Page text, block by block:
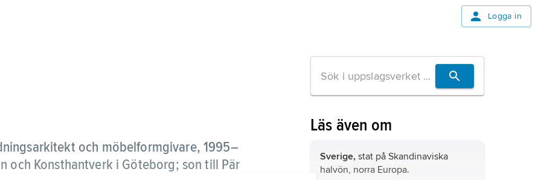
Logga in
och möbelformgivare, 1995–
och Konsthantverk i Göteborg; son till Pär
Läs även om
Sverige, stat på Skandinaviska
halvön, norra Europa.